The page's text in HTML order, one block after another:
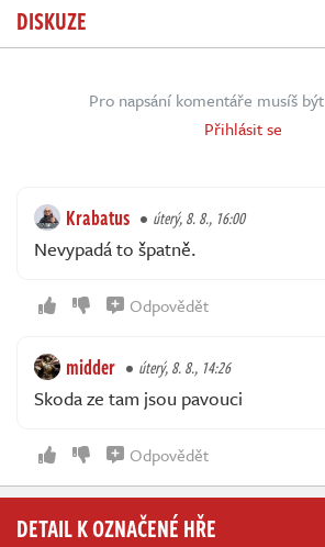
DISKUZE
Pro napsání komentáře musíš
Přihlásit se
Krabatus úterý, 8. 8., 16:00
Nevypadá to špatně.
Odpovědět
midder úterý, 8. 8., 14:26
Skoda ze tam jsou pavouci
Odpovědět
DETAIL K OZNAČENÉ HŘE